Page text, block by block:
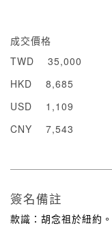
成交價格
TWD
35,000
HKD
8,685
USD
1,109
CNY
7,543
簽名備註
款識：胡念祖於紐約。